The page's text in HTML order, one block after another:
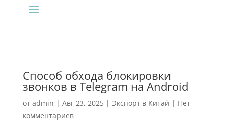
Способ обхода блокировки
звонков в Telegram на Android
от admin | Авг 23, 2025| Экспорт в Китай | Нет
комментариев